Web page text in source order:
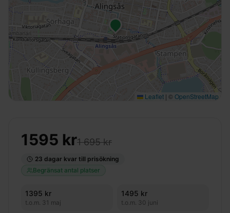
Leaflet | ©OpenStreetMap
1595 kr1 695 kr
23 dagar kvar till prisökning
Begränsat antal platser
1395 kr
t.o.m. 31 maj
1495 kr
t.o.m. 30 juni